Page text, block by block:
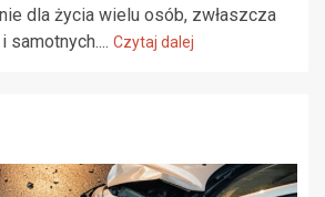
dla życia wielu osób, zwłaszcza
samotnych.... Czytaj dalej